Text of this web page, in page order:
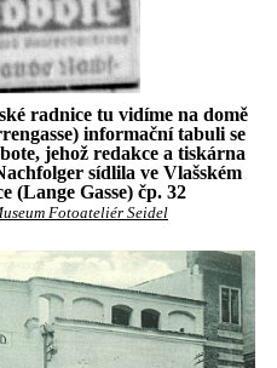
radnice tu vidíme na domě
informační tabuli se
jehož redakce a tiskárna
sídlila ve Vlašském
(Lange Gasse) čp. 32
Fotoateliér Seidel